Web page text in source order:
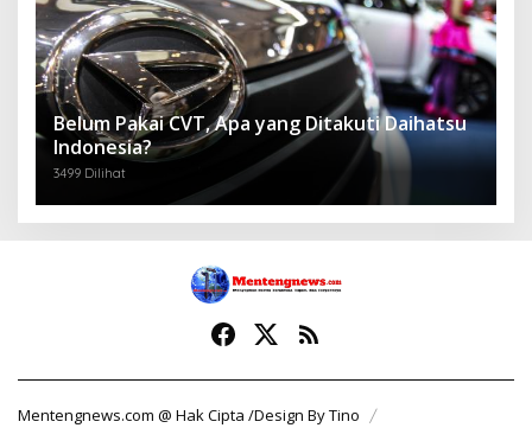
Belum Pakai CVT, Apa yang Ditakuti Daihatsu
Indonesia?
3499 Dilihat
Mentengnews.com @ Hak Cipta /Design By Tino